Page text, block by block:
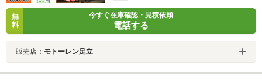
無
料
今すぐ在庫確認・見積依頼
電話する
販売店： モトーレン足立